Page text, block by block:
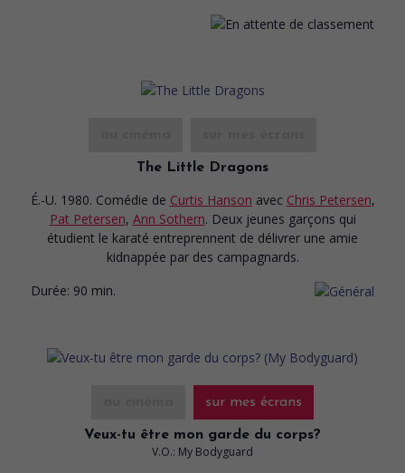
The Little Dragons
É.-U. 1980. Comédie de Curtis Hanson avec Chris Petersen,
Pat Petersen, Ann Sothern. Deux jeunes garçons qui
étudient le karaté entreprennent de délivrer une amie
kidnappée par des campagnards.
Durée: 90 min.
sur mes écrans
Veux-tu être mon garde du corps?
V.O.: My Bodyguard